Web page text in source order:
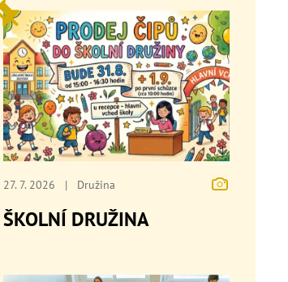
27. 7. 2026 | Družina
ŠKOLNÍ DRUŽINA